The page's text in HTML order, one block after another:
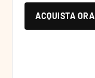
ACQUISTA ORA